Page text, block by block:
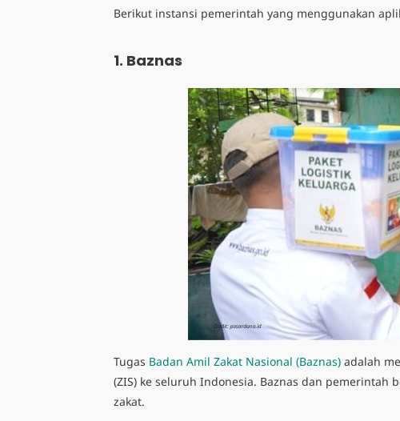
Berikut instansi pemerintah yang menggunakan
1. Baznas
Tugas Badan Amil Zakat Nasional (Baznas) adalah
(ZIS) ke seluruh Indonesia. Baznas dan
zakat.